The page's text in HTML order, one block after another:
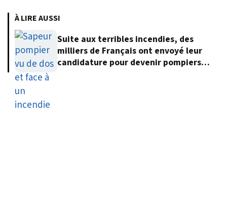
À LIRE AUSSI
Suite aux terribles incendies, des
milliers de Français ont envoyé leur
candidature pour devenir pompiers